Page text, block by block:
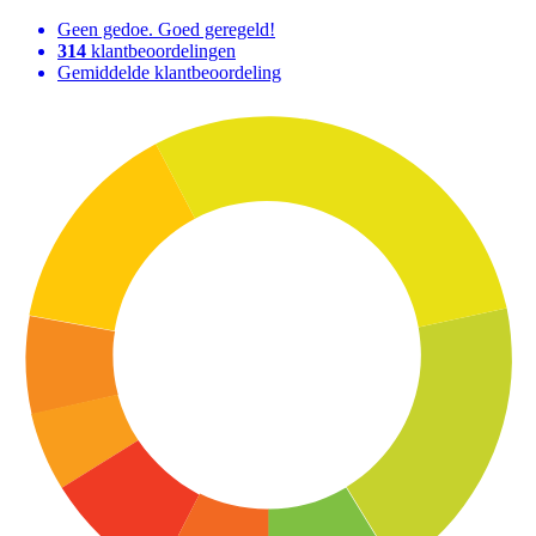
Geen gedoe. Goed geregeld!
314 klantbeoordelingen
Gemiddelde klantbeoordeling